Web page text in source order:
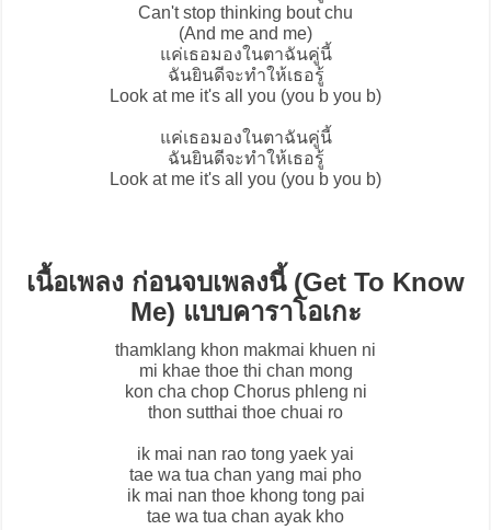
Can't stop thinking bout chu
(And me and me)
แค่เธอมองในตาฉันคู่นี้
ฉันยินดีจะทำให้เธอรู้
Look at me it's all you (you b you b)
แค่เธอมองในตาฉันคู่นี้
ฉันยินดีจะทำให้เธอรู้
Look at me it's all you (you b you b)
เนื้อเพลง ก่อนจบเพลงนี้ (Get To Know
Me) แบบคาราโอเกะ
thamklang khon makmai khuen ni
mi khae thoe thi chan mong
kon cha chop Chorus phleng ni
thon sutthai thoe chuai ro
ik mai nan rao tong yaek yai
tae wa tua chan yang mai pho
ik mai nan thoe khong tong pai
tae wa tua chan ayak kho